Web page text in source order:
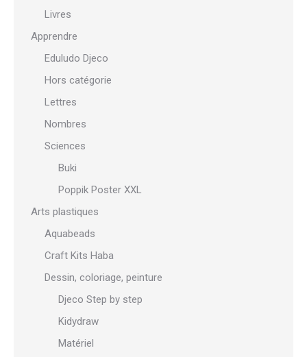
Livres
Apprendre
Eduludo Djeco
Hors catégorie
Lettres
Nombres
Sciences
Buki
Poppik Poster XXL
Arts plastiques
Aquabeads
Craft Kits Haba
Dessin, coloriage, peinture
Djeco Step by step
Kidydraw
Matériel